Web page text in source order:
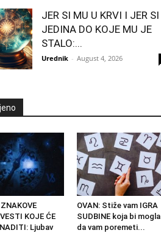
JER SI MU U KRVI I JER SI
JEDINA DO KOJE MU JE
STALO:...
Urednik - August 4, 2026
KOJE ĆE
Ljubav
OVAN: Stiže vam IGRA
SUDBINE koja bi mogla
da vam poremeti...